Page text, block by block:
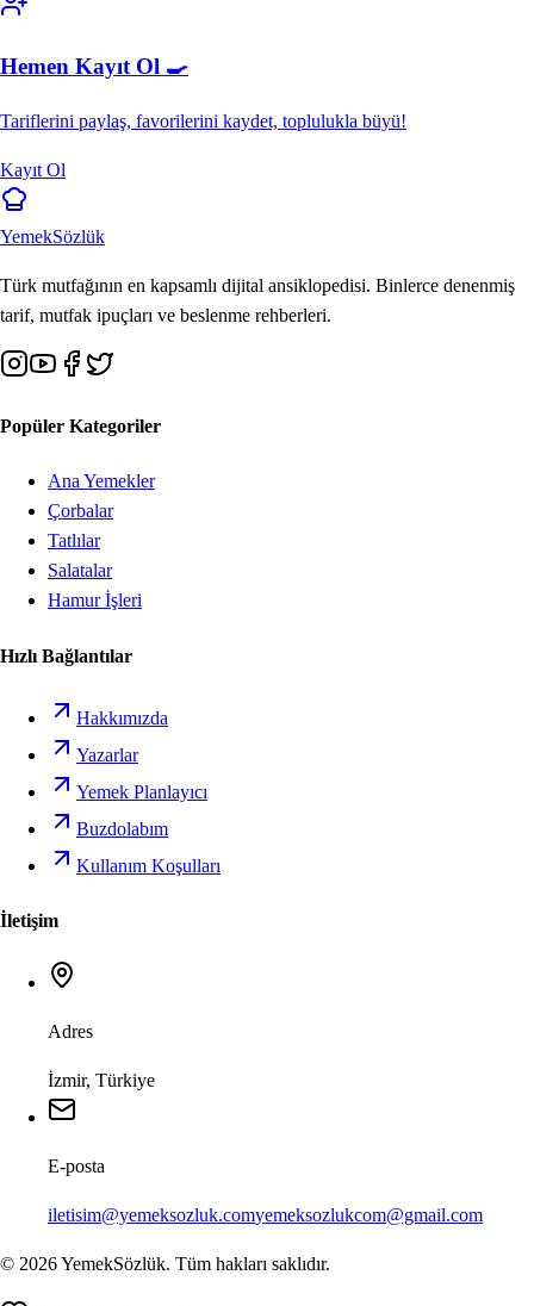
Hemen Kayıt Ol 🍳
Tariflerini paylaş, favorilerini kaydet, toplulukla büyü!
Kayıt Ol
YemekSözlük
Türk mutfağının en kapsamlı dijital ansiklopedisi. Binlerce denenmiş
tarif, mutfak ipuçları ve beslenme rehberleri.
Popüler Kategoriler
Ana Yemekler
Çorbalar
Tatlılar
Salatalar
Hamur İşleri
Hızlı Bağlantılar
Hakkımızda
Yazarlar
Yemek Planlayıcı
Buzdolabım
Kullanım Koşulları
İletişim
Adres
İzmir, Türkiye
E-posta
iletisim@yemeksozluk.comyemeksozlukcom@gmail.com
© 2026YemekSözlük. Tüm hakları saklıdır.